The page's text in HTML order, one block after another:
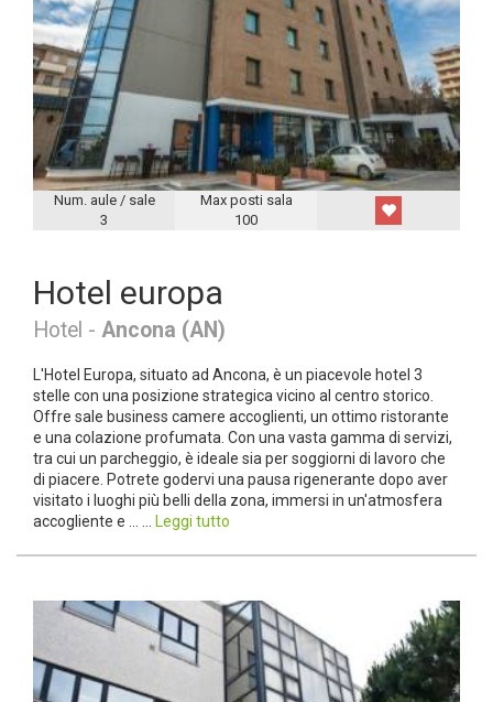
Num. aule / sale
3
Max posti sala
100
Hotel europa
Hotel - Ancona (AN)
L'Hotel Europa, situato ad Ancona, è un piacevole hotel 3
stelle con una posizione strategica vicino al centro storico.
Offre sale business camere accoglienti, un ottimo ristorante
e una colazione profumata. Con una vasta gamma di servizi,
tra cui un parcheggio, è ideale sia per soggiorni di lavoro che
di piacere. Potrete godervi una pausa rigenerante dopo aver
visitato i luoghi più belli della zona, immersi in un'atmosfera
accogliente e ... ...
Leggi tutto